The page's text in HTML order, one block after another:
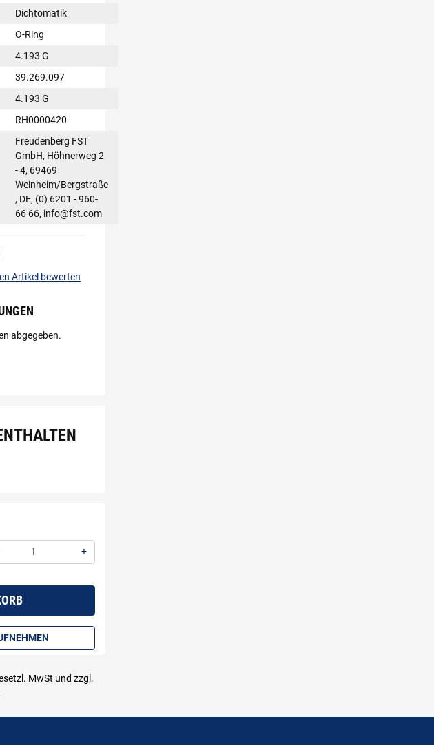
Dichtomatik
O-Ring
4.193 G
39.269.097
4.193 G
RH0000420
Freudenberg FST
GmbH, Höhnerweg 2
- 4, 69469
Weinheim/Bergstraße
, DE, (0) 6201 - 960-
66 66, info@fst.com
Artikel bewerten
abgegeben.
+
MwSt und zzgl.